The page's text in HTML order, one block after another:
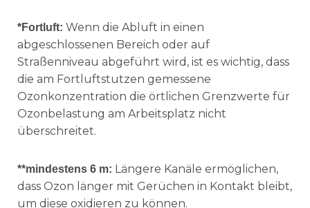
*Fortluft: Wenn die Abluft in einen
abgeschlossenen Bereich oder auf
Straßenniveau abgeführt wird, ist es wichtig, dass
die am Fortluftstutzen gemessene
Ozonkonzentration die örtlichen Grenzwerte für
Ozonbelastung am Arbeitsplatz nicht
überschreitet.
**mindestens 6 m: Längere Kanäle ermöglichen,
dass Ozon länger mit Gerüchen in Kontakt bleibt,
um diese oxidieren zu können.